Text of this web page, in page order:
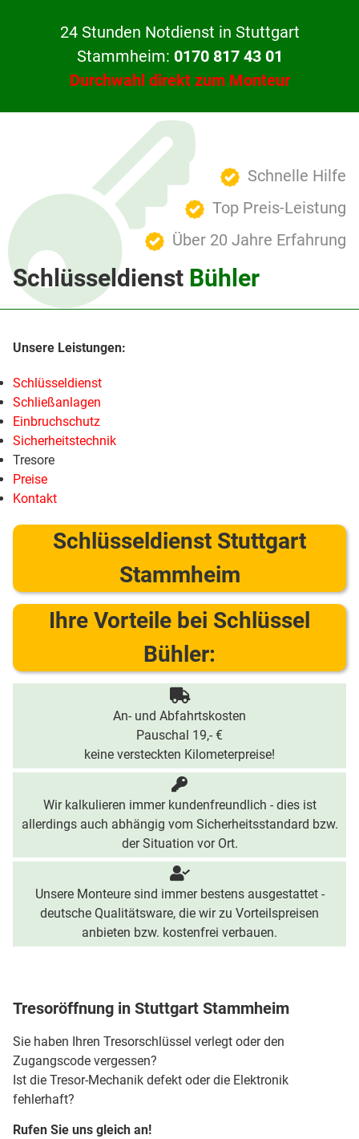
24 Stunden Notdienst in Stuttgart
Stammheim: 0170 817 43 01
Durchwahl direkt zum Monteur
Schnelle Hilfe
Top Preis-Leistung
Über 20 Jahre Erfahrung
Schlüsseldienst Bühler
Schlüsseldienst
Schließanlagen
Einbruchschutz
Sicherheitstechnik
Tresore
Preise
Kontakt
Schlüsseldienst Stuttgart
Stammheim
Ihre Vorteile bei Schlüssel
Bühler:
An- und Abfahrtskosten
Pauschal 19,- €
keine versteckten Kilometerpreise!
Wir kalkulieren immer kundenfreundlich - dies ist
allerdings auch abhängig vom Sicherheitsstandard bzw.
der Situation vor Ort.
Unsere Monteure sind immer bestens ausgestattet -
deutsche Qualitätsware, die wir zu Vorteilspreisen
anbieten bzw. kostenfrei verbauen.
Tresoröffnung in Stuttgart Stammheim
Sie haben Ihren Tresorschlüssel verlegt oder den
Zugangscode vergessen?
Ist die Tresor-Mechanik defekt oder die Elektronik
fehlerhaft?
Rufen Sie uns gleich an!